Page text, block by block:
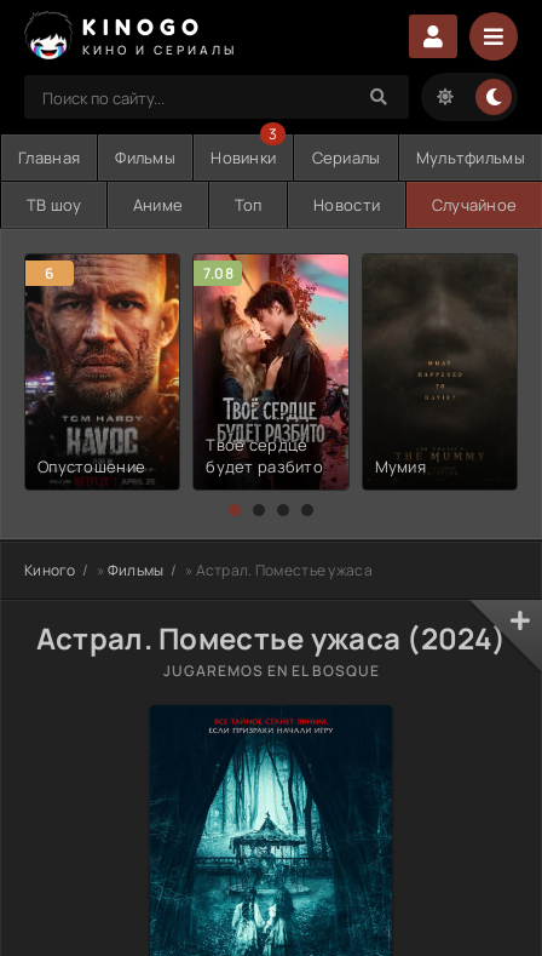
KINOGO
КИНО И СЕРИАЛЫ
Главная Фильмы Новинки
3
Сериалы Мультфильмы
ТВ шоу Аниме Топ Новости Случайное
6
Опустошение
7.08
Твоё сердце
будет разбито
Мумия
Киного » Фильмы » Астрал. Поместье ужаса
Астрал. Поместье ужаса (2024)
JUGAREMOS EN EL BOSQUE